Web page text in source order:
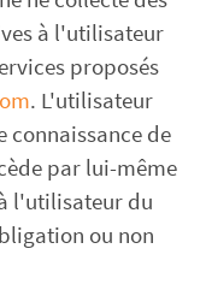
à l'utilisateur
proposés
. L'utilisateur
connaissance de
par lui-même
l'utilisateur du
ou non